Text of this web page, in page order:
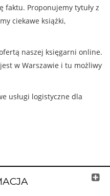
Proponujemy tytuły z
ciekawe książki,
naszej księgarni online.
w Warszawie i tu możliwy
usługi logistyczne dla